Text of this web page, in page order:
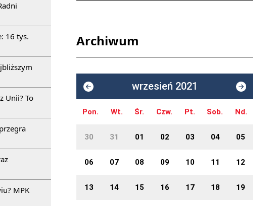
16 tys.
Unii? To
MPK
Archiwum
wrzesień 2021
Pon. Wt. Śr. Czw. Pt. Sob. Nd.
30 31 01 02 03 04 05
06 07 08 09 10 11 12
13 14 15 16 17 18 19